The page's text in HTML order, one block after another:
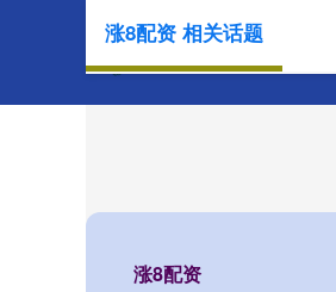
涨8配资
涨8配资 相关话题